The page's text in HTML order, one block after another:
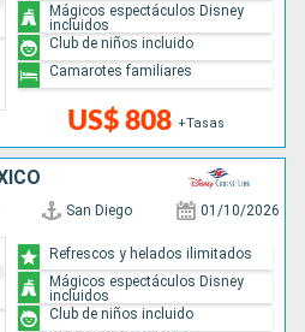
US$ 808 +Tasas
Mágicos espectáculos Disney
incluidos
Club de niños incluido
Camarotes familiares
San Diego 01/10/2026
Refrescos y helados ilimitados
Mágicos espectáculos Disney
incluidos
Club de niños incluido